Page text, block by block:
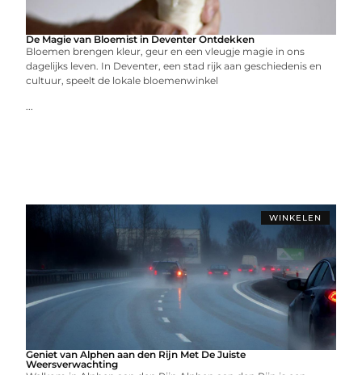
De Magie van Bloemist in Deventer Ontdekken
Bloemen brengen kleur, geur en een vleugje magie in ons
dagelijks leven. In Deventer, een stad rijk aan geschiedenis en
cultuur, speelt de lokale bloemenwinkel
...
WINKELEN
Geniet van Alphen aan den Rijn Met De Juiste
Weersverwachting